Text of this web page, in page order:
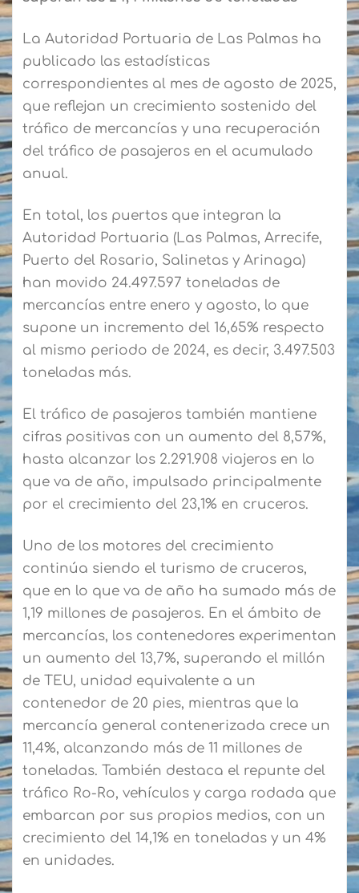
La Autoridad Portuaria de Las Palmas ha
publicado las estadísticas
correspondientes al mes de agosto de 2025,
que reflejan un crecimiento sostenido del
tráfico de mercancías y una recuperación
del tráfico de pasajeros en el acumulado
anual.
En total, los puertos que integran la
Autoridad Portuaria (Las Palmas, Arrecife,
Puerto del Rosario, Salinetas y Arinaga)
han movido 24.497.597 toneladas de
mercancías entre enero y agosto, lo que
supone un incremento del 16,65% respecto
al mismo periodo de 2024, es decir, 3.497.503
toneladas más.
El tráfico de pasajeros también mantiene
cifras positivas con un aumento del 8,57%,
hasta alcanzar los 2.291.908 viajeros en lo
que va de año, impulsado principalmente
por el crecimiento del 23,1% en cruceros.
Uno de los motores del crecimiento
continúa siendo el turismo de cruceros,
que en lo que va de año ha sumado más de
1,19 millones de pasajeros. En el ámbito de
mercancías, los contenedores experimentan
un aumento del 13,7%, superando el millón
de TEU, unidad equivalente a un
contenedor de 20 pies, mientras que la
mercancía general contenerizada crece un
11,4%, alcanzando más de 11 millones de
toneladas. También destaca el repunte del
tráfico Ro-Ro, vehículos y carga rodada que
embarcan por sus propios medios, con un
crecimiento del 14,1% en toneladas y un 4%
en unidades.